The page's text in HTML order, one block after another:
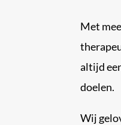
Met
altijd
doelen.
Wij